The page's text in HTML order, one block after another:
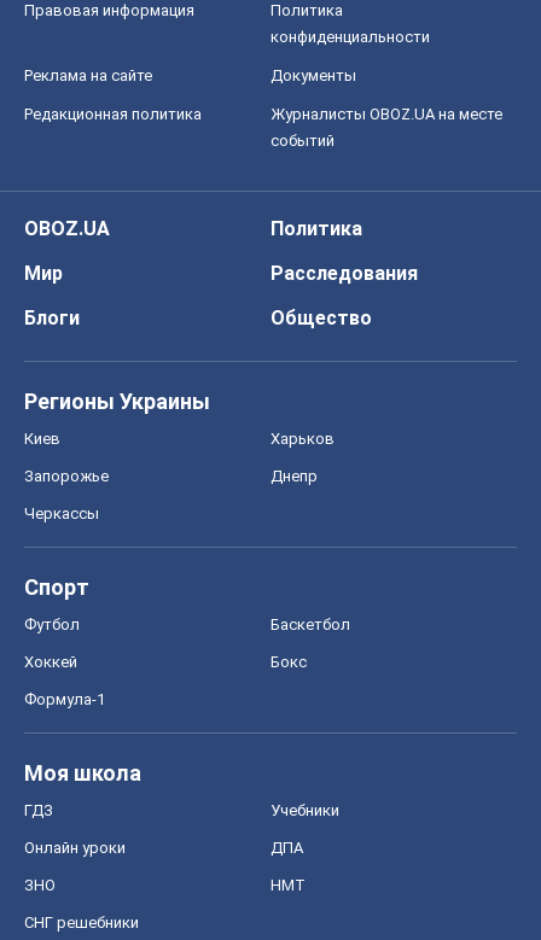
Правовая информация
Политика
конфиденциальности
Реклама на сайте Документы
Редакционная политика
Журналисты OBOZ.UA на месте
событий
OBOZ.UA
Политика
Мир
Расследования
Блоги
Общество
Регионы Украины
Киев Харьков
Запорожье Днепр
Черкассы
Спорт
Футбол Баскетбол
Хоккей Бокс
Формула-1
Моя школа
ГДЗ Учебники
Онлайн уроки ДПА
ЗНО НМТ
СНГ решебники